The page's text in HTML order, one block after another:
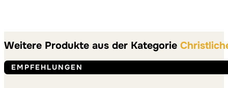
Weitere Produkte aus der Kategorie
EMPFEHLUNGEN